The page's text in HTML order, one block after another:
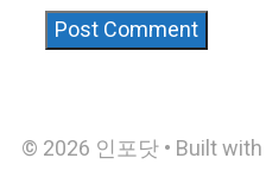
© 2026 인포닷• Built with